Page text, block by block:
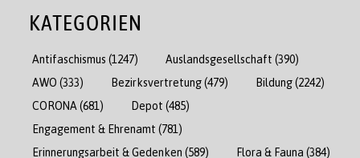
KATEGORIEN
Antifaschismus (1247) Auslandsgesellschaft (390)
AWO (333) Bezirksvertretung(479) Bildung(2242)
CORONA (681) Depot (485)
Engagement & Ehrenamt (781)
Erinnerungsarbeit & Gedenken (589) Flora & Fauna (384)